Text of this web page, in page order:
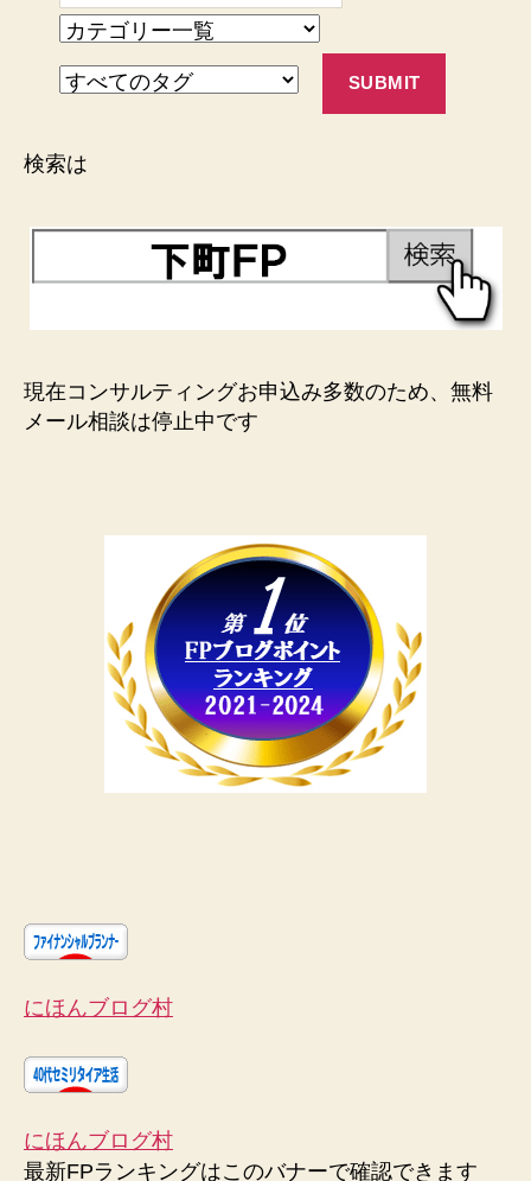
検索は
現在コンサルティングお申込み多数のため、無料
メール相談は停止中です
にほんブログ村
にほんブログ村
最新FPランキングはこのバナーで確認できます